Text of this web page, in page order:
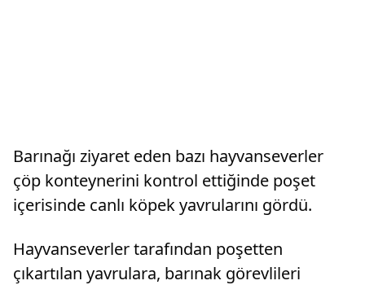
Barınağı ziyaret eden bazı hayvanseverler
çöp konteynerini kontrol ettiğinde poşet
içerisinde canlı köpek yavrularını gördü.
Hayvanseverler tarafından poşetten
çıkartılan yavrulara, barınak görevlileri